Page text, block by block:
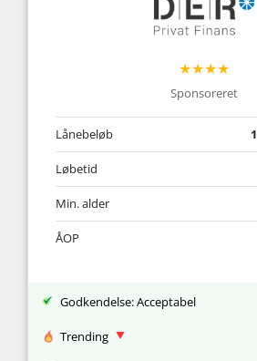
★★★★
Sponsoreret
Lånebeløb
Løbetid
Min. alder
ÅOP
Godkendelse: Acceptabel
Trending